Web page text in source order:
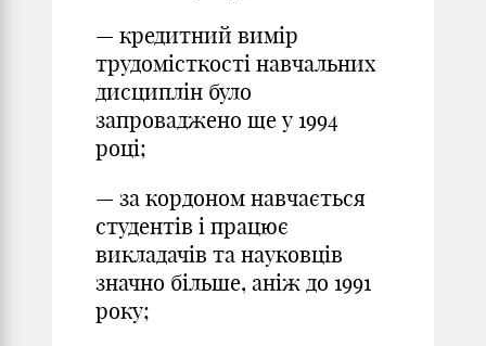
— кредитний вимір
трудомісткості навчальних
дисциплін було
запроваджено ще у 1994
році;
— за кордоном навчається
студентів і працює
викладачів та науковців
значно більше, аніж до 1991
року;